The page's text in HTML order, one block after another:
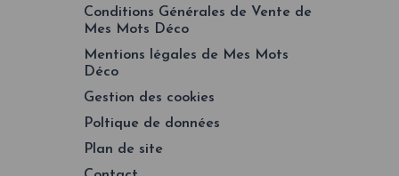
Conditions Générales de Vente de
Mes Mots Déco
Mentions légales de Mes Mots
Déco
Gestion des cookies
Poltique de données
Plan de site